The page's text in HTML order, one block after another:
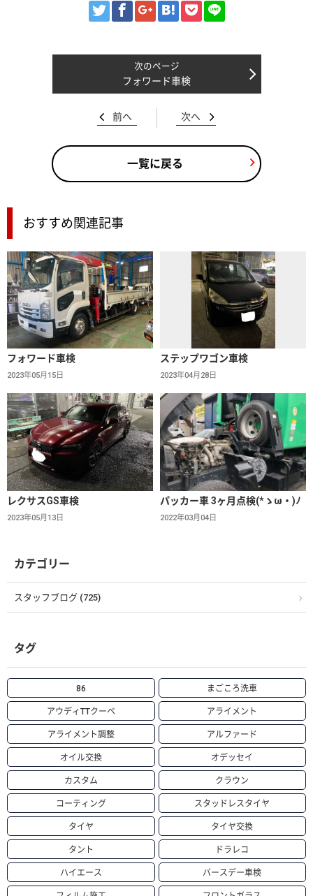
フォワード車検
前へ 次へ
一覧に戻る
おすすめ関連記事
フォワード車検
2023年05月15日
ステップワゴン車検
2023年04月28日
レクサスGS車検
2023年05月13日
パッカー車 3ヶ月点検(*ゝω・)ﾉ
2022年03月04日
カテゴリー
スタッフブログ (725)
タグ
86 まごころ洗車
アウディTTクーペ アライメント
アライメント調整 アルファード
オイル交換 オデッセイ
カスタム クラウン
コーティング スタッドレスタイヤ
タイヤ タイヤ交換
タント ドラレコ
ハイエース バースデー車検